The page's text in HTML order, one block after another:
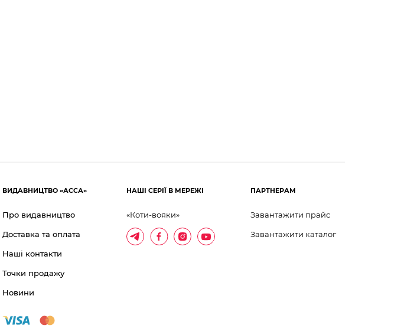
ВИДАВНИЦТВО «АССА»
Про видавництво
Доставка та оплата
Наші контакти
Точки продажу
Новини
НАШІ СЕРІЇ В МЕРЕЖІ
«Коти-вояки»
ПАРТНЕРАМ
Завантажити прайс
Завантажити каталог